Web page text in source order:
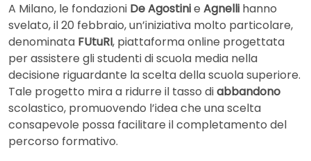
A Milano, le fondazioni De Agostinie Agnelli hanno
svelato, il 20 febbraio, un’iniziativa molto particolare,
denominata FUtuRI, piattaforma online progettata
per assistere gli studenti di scuola media nella
decisione riguardante la scelta della scuola superiore.
Tale progetto mira a ridurre il tasso diabbandono
scolastico, promuovendo l’idea che una scelta
consapevole possa facilitare il completamento del
percorso formativo.